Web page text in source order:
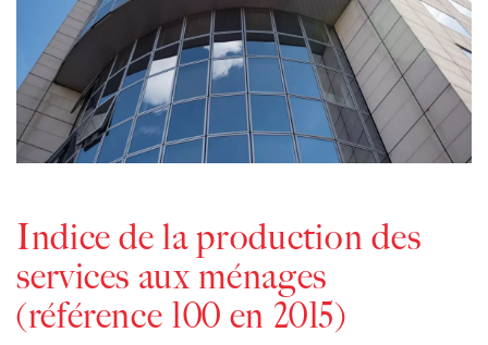
Indice de la production des
services aux ménages
(référence 100 en 2015)